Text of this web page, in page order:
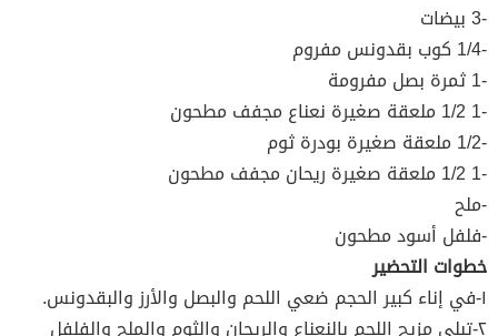
-3 بيضات
-1/4 كوب بقدونس مفروم
-1 ثمرة بصل مفرومة
-1 1/2 ملعقة صغيرة نعناع مجفف مطحون
-1/2 ملعقة صغيرة بودرة ثوم
-1 1/2 ملعقة صغيرة ريحان مجفف مطحون
-ملح
-فلفل أسود مطحون
خطوات التحضير
١-في إناء كبير الحجم ضعي اللحم والبصل والأرز والبقدونس.
٢-تبلي مزيج اللحم بالنعناع والريحان والثوم والملح والفلفل